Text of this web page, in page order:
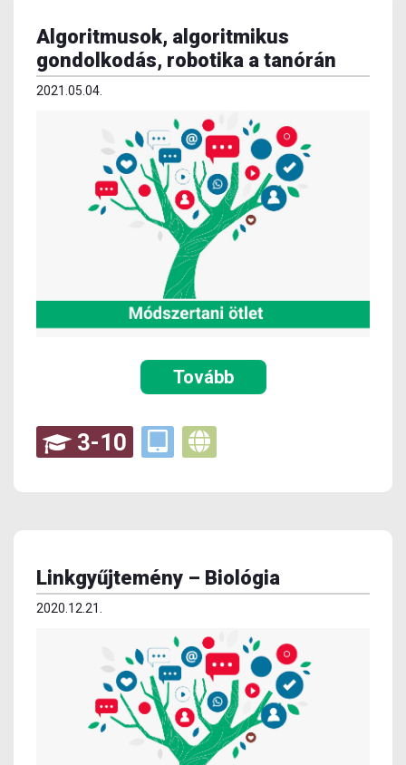
Algoritmusok, algoritmikus
gondolkodás, robotika a tanórán
2021.05.04.
Tovább
3-10
Linkgyűjtemény – Biológia
2020.12.21.